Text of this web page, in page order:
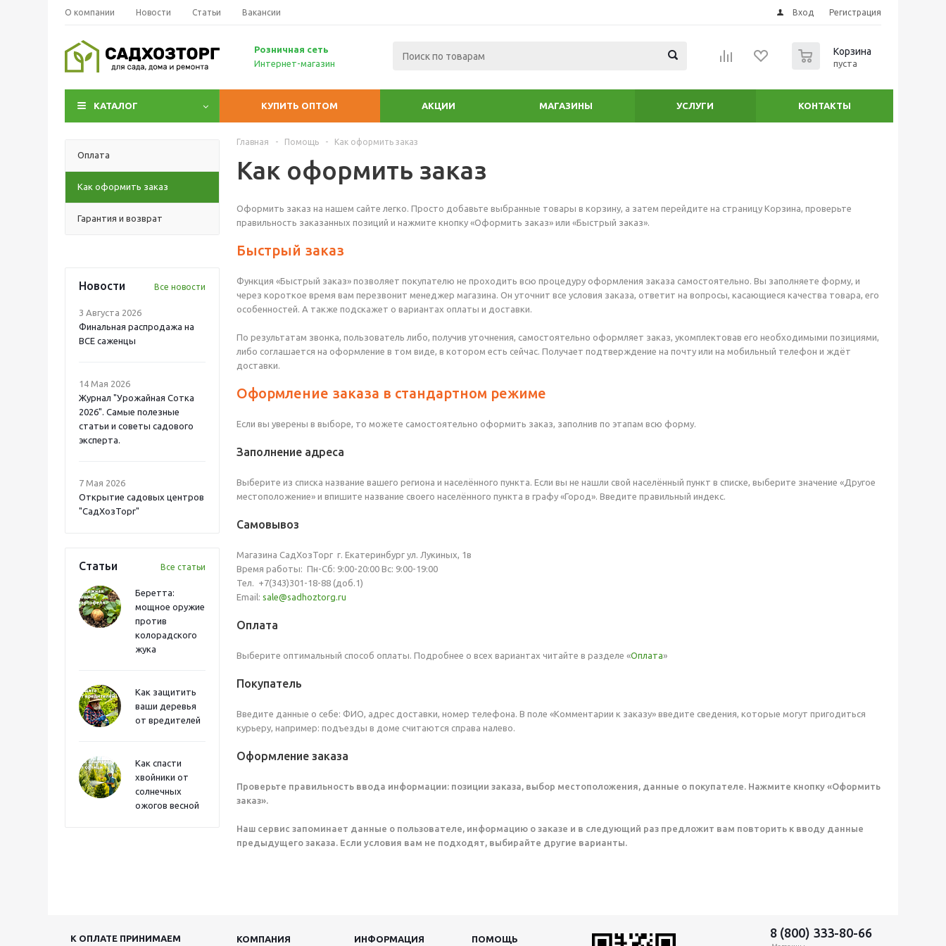
О компании Новости Статьи Вакансии Вход Регистрация
Розничная сеть
Интернет-магазин
Корзина
пуста
КАТАЛОГ КУПИТЬ ОПТОМ АКЦИИ МАГАЗИНЫ УСЛУГИ КОНТАКТЫ
Оплата
Как оформить заказ
Гарантия и возврат
Новости Все новости
3 Августа 2026
Финальная распродажа на
ВСЕ саженцы
14 Мая 2026
Журнал "Урожайная Сотка
2026". Самые полезные
статьи и советы садового
эксперта.
7 Мая 2026
Открытие садовых центров
"СадХозТорг"
Статьи Все статьи
Беретта:
мощное оружие
против
колорадского
жука
Как защитить
ваши деревья
от вредителей
Как спасти
хвойники от
солнечных
ожогов весной
Главная - Помощь - Как оформить заказ
Как оформить заказ
Оформить заказ на нашем сайте легко. Просто добавьте выбранные товары в корзину, а затем перейдите на страницу Корзина, проверьте
правильность заказанных позиций и нажмите кнопку «Оформить заказ» или «Быстрый заказ».
Быстрый заказ
Функция «Быстрый заказ» позволяет покупателю не проходить всю процедуру оформления заказа самостоятельно. Вы заполняете форму, и
через короткое время вам перезвонит менеджер магазина. Он уточнит все условия заказа, ответит на вопросы, касающиеся качества товара, его
особенностей. А также подскажет о вариантах оплаты и доставки.
По результатам звонка, пользователь либо, получив уточнения, самостоятельно оформляет заказ, укомплектовав его необходимыми позициями,
либо соглашается на оформление в том виде, в котором есть сейчас. Получает подтверждение на почту или на мобильный телефон и ждёт
доставки.
Оформление заказа в стандартном режиме
Если вы уверены в выборе, то можете самостоятельно оформить заказ, заполнив по этапам всю форму.
Заполнение адреса
Выберите из списка название вашего региона и населённого пункта. Если вы не нашли свой населённый пункт в списке, выберите значение «Другое
местоположение» и впишите название своего населённого пункта в графу «Город». Введите правильный индекс.
Самовывоз
Магазина СадХозТорг г. Екатеринбург ул. Лукиных, 1в
Время работы: Пн-Сб: 9:00-20:00 Вс: 9:00-19:00
Тел. +7(343)301-18-88 (доб.1)
Email: sale@sadhoztorg.ru
Оплата
Выберите оптимальный способ оплаты. Подробнее о всех вариантах читайте в разделе «Оплата»
Покупатель
Введите данные о себе: ФИО, адрес доставки, номер телефона. В поле «Комментарии к заказу» введите сведения, которые могут пригодиться
курьеру, например: подъезды в доме считаются справа налево.
Оформление заказа
Проверьте правильность ввода информации: позиции заказа, выбор местоположения, данные о покупателе. Нажмите кнопку «Оформить
заказ».
Наш сервис запоминает данные о пользователе, информацию о заказе и в следующий раз предложит вам повторить к вводу данные
предыдущего заказа. Если условия вам не подходят, выбирайте другие варианты.
К ОПЛАТЕ ПРИНИМАЕМ КОМПАНИЯ ИНФОРМАЦИЯ ПОМОЩЬ 8 (800) 333-80-66